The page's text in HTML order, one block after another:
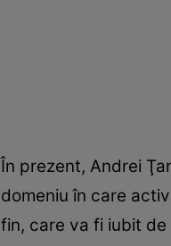
În prezent, Andrei
domeniu în care
fin, care va fi iubit de